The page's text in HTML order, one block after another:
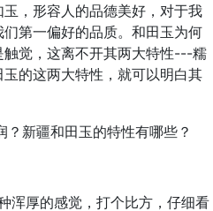
，形容人的品德美好，对于我
第一偏好的品质。和田玉为何
觉，这离不开其两大特性---糯
的这两大特性，就可以明白其
厚的感觉，打个比方，仔细看